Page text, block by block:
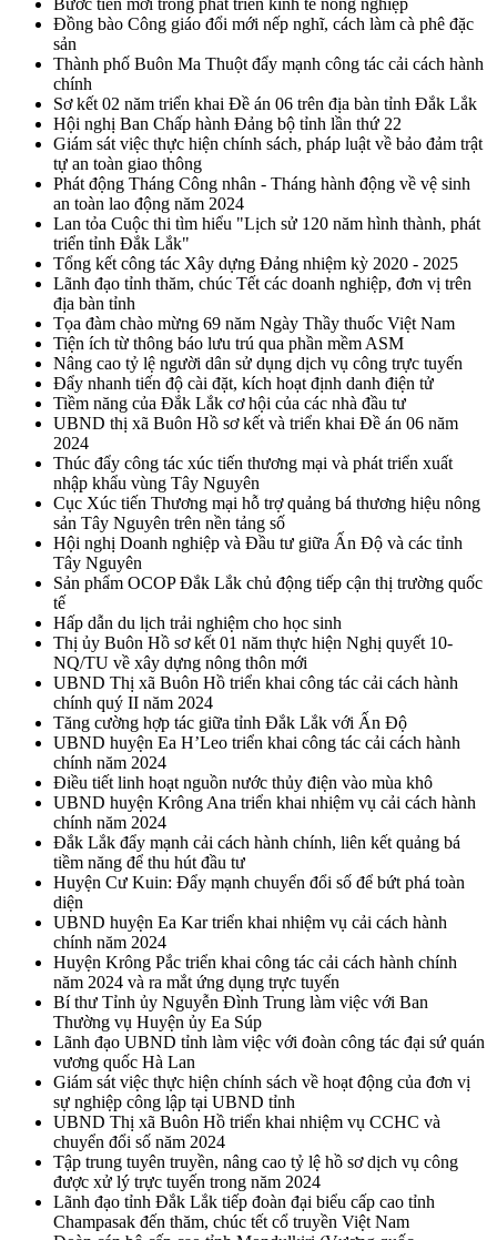
Bước tiến mới trong phát triển kinh tế nông nghiệp
Đồng bào Công giáo đổi mới nếp nghĩ, cách làm cà phê đặc
sản
Thành phố Buôn Ma Thuột đẩy mạnh công tác cải cách hành
chính
Sơ kết 02 năm triển khai Đề án 06 trên địa bàn tỉnh Đắk Lắk
Hội nghị Ban Chấp hành Đảng bộ tỉnh lần thứ 22
Giám sát việc thực hiện chính sách, pháp luật về bảo đảm trật
tự an toàn giao thông
Phát động Tháng Công nhân - Tháng hành động về vệ sinh
an toàn lao động năm 2024
Lan tỏa Cuộc thi tìm hiểu "Lịch sử 120 năm hình thành, phát
triển tỉnh Đắk Lắk"
Tổng kết công tác Xây dựng Đảng nhiệm kỳ 2020 - 2025
Lãnh đạo tỉnh thăm, chúc Tết các doanh nghiệp, đơn vị trên
địa bàn tỉnh
Tọa đàm chào mừng 69 năm Ngày Thầy thuốc Việt Nam
Tiện ích từ thông báo lưu trú qua phần mềm ASM
Nâng cao tỷ lệ người dân sử dụng dịch vụ công trực tuyến
Đẩy nhanh tiến độ cài đặt, kích hoạt định danh điện tử
Tiềm năng của Đắk Lắk cơ hội của các nhà đầu tư
UBND thị xã Buôn Hồ sơ kết và triển khai Đề án 06 năm
2024
Thúc đẩy công tác xúc tiến thương mại và phát triển xuất
nhập khẩu vùng Tây Nguyên
Cục Xúc tiến Thương mại hỗ trợ quảng bá thương hiệu nông
sản Tây Nguyên trên nền tảng số
Hội nghị Doanh nghiệp và Đầu tư giữa Ấn Độ và các tỉnh
Tây Nguyên
Sản phẩm OCOP Đắk Lắk chủ động tiếp cận thị trường quốc
tế
Hấp dẫn du lịch trải nghiệm cho học sinh
Thị ủy Buôn Hồ sơ kết 01 năm thực hiện Nghị quyết 10-
NQ/TU về xây dựng nông thôn mới
UBND Thị xã Buôn Hồ triển khai công tác cải cách hành
chính quý II năm 2024
Tăng cường hợp tác giữa tỉnh Đắk Lắk với Ấn Độ
UBND huyện Ea H’Leo triển khai công tác cải cách hành
chính năm 2024
Điều tiết linh hoạt nguồn nước thủy điện vào mùa khô
UBND huyện Krông Ana triển khai nhiệm vụ cải cách hành
chính năm 2024
Đắk Lắk đẩy mạnh cải cách hành chính, liên kết quảng bá
tiềm năng để thu hút đầu tư
Huyện Cư Kuin: Đẩy mạnh chuyển đổi số để bứt phá toàn
diện
UBND huyện Ea Kar triển khai nhiệm vụ cải cách hành
chính năm 2024
Huyện Krông Pắc triển khai công tác cải cách hành chính
năm 2024 và ra mắt ứng dụng trực tuyến
Bí thư Tỉnh ủy Nguyễn Đình Trung làm việc với Ban
Thường vụ Huyện ủy Ea Súp
Lãnh đạo UBND tỉnh làm việc với đoàn công tác đại sứ quán
vương quốc Hà Lan
Giám sát việc thực hiện chính sách về hoạt động của đơn vị
sự nghiệp công lập tại UBND tỉnh
UBND Thị xã Buôn Hồ triển khai nhiệm vụ CCHC và
chuyển đổi số năm 2024
Tập trung tuyên truyền, nâng cao tỷ lệ hồ sơ dịch vụ công
được xử lý trực tuyến trong năm 2024
Lãnh đạo tỉnh Đắk Lắk tiếp đoàn đại biểu cấp cao tỉnh
Champasak đến thăm, chúc tết cổ truyền Việt Nam